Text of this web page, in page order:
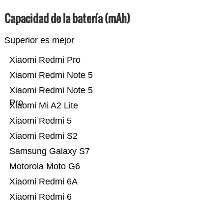
Capacidad de la batería (mAh)
Superior es mejor
Xiaomi Redmi 6
Xiaomi Redmi 6A
Motorola Moto G6
Samsung Galaxy S7
Xiaomi Redmi S2
Xiaomi Redmi 5
Xiaomi Mi A2 Lite
Xiaomi Redmi Note 5
Pro
Xiaomi Redmi Note 5
Xiaomi Redmi Pro